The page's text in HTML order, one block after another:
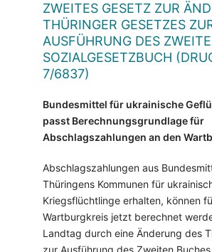
ZWEITES GESETZ ZUR
THÜRINGER GESETZES
AUSFÜHRUNG DES
SOZIALGESETZBUCH
7/6837)
Bundesmittel für ukrainische
passt Berechnungsgrundlage für
Abschlagszahlungen an den
Abschlagszahlungen aus
Thüringens Kommunen für
Kriegsflüchtlinge erhalten, können
Wartburgkreis jetzt berechnet
Landtag durch eine Änderung des
zur Ausführung des Zweiten